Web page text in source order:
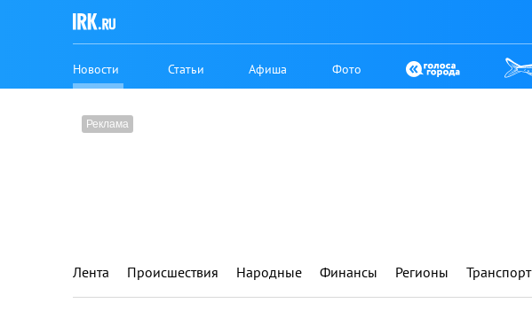
Новости Статьи Афиша Фото
Лента Происшествия Народные Финансы Регионы Транспорт